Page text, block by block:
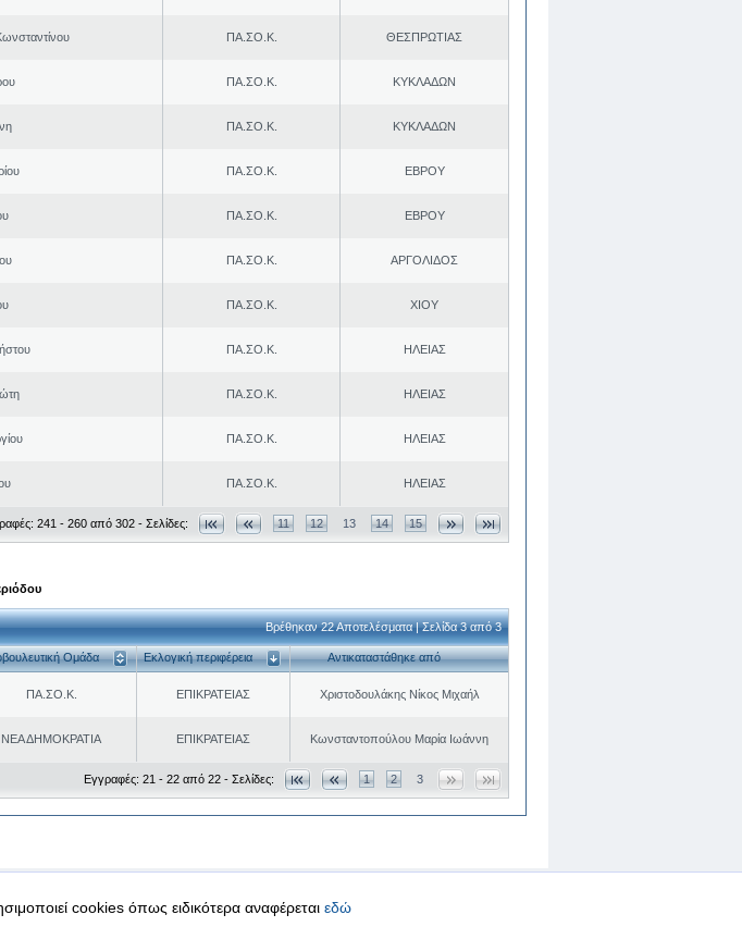
ΠΑ.ΣΟ.Κ. ΘΕΣΠΡΩΤΙΑΣ
ΠΑ.ΣΟ.Κ. ΚΥΚΛΑΔΩΝ
ΠΑ.ΣΟ.Κ. ΚΥΚΛΑΔΩΝ
ΠΑ.ΣΟ.Κ. ΕΒΡΟΥ
ΠΑ.ΣΟ.Κ. ΕΒΡΟΥ
ΠΑ.ΣΟ.Κ. ΑΡΓΟΛΙΔΟΣ
ΠΑ.ΣΟ.Κ. ΧΙΟΥ
ΠΑ.ΣΟ.Κ. ΗΛΕΙΑΣ
ΠΑ.ΣΟ.Κ. ΗΛΕΙΑΣ
ΠΑ.ΣΟ.Κ. ΗΛΕΙΑΣ
ΠΑ.ΣΟ.Κ. ΗΛΕΙΑΣ
241 - 260 από 302 - Σελίδες: 11 12 13 14 15
Βρέθηκαν 22 Αποτελέσματα | Σελίδα 3 από 3
Ομάδα Εκλογική περιφέρεια Αντικαταστάθηκε από
ΠΑ.ΣΟ.Κ. ΕΠΙΚΡΑΤΕΙΑΣ Χριστοδουλάκης Νίκος Μιχαήλ
ΝΕΑ ΔΗΜΟΚΡΑΤΙΑ ΕΠΙΚΡΑΤΕΙΑΣ Κωνσταντοπούλου Μαρία Ιωάννη
Εγγραφές: 21 - 22 από 22 - Σελίδες: 1 2 3
cookies όπως ειδικότερα αναφέρεται εδώ